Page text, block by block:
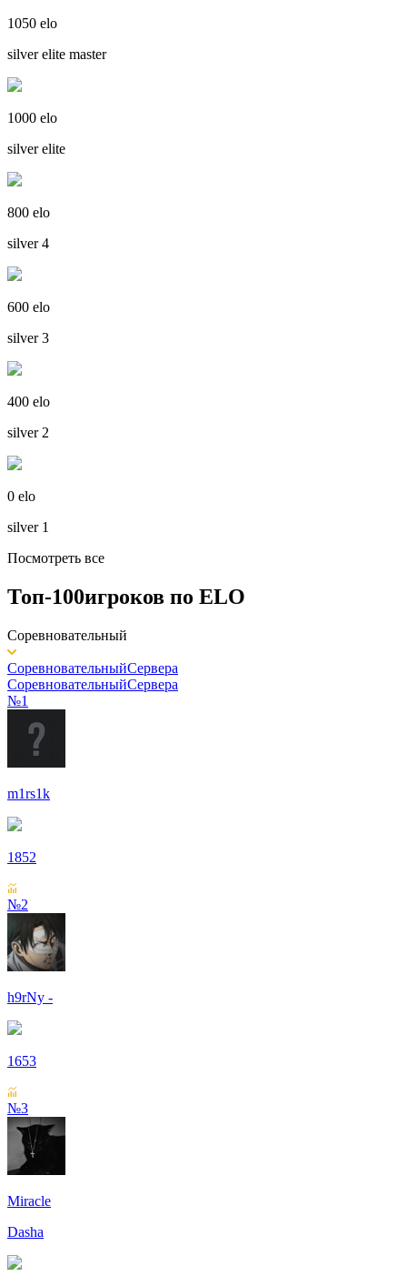
1050 elo
silver elite master
1000 elo
silver elite
800 elo
silver 4
600 elo
silver 3
400 elo
silver 2
0 elo
silver 1
Посмотреть все
Топ-100игроков по ELO
Соревновательный
СоревновательныйСервера
СоревновательныйСервера
№1
m1rs1k
1852
№2
h9rNy -
1653
№3
Miracle
Dasha